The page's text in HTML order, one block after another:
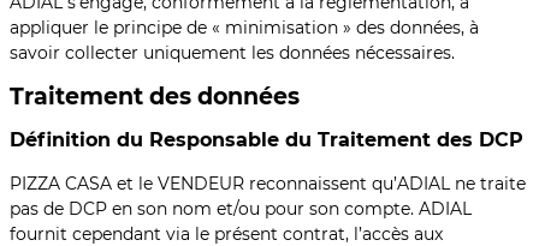
appliquer le principe de « minimisation » des données, à
savoir collecter uniquement les données nécessaires.
Traitement des données
Définition du Responsable du Traitement des DCP
PIZZA CASA et le VENDEUR reconnaissent qu’ADIAL ne traite
pas de DCP en son nom et/ou pour son compte. ADIAL
fournit cependant via le présent contrat, l’accès aux